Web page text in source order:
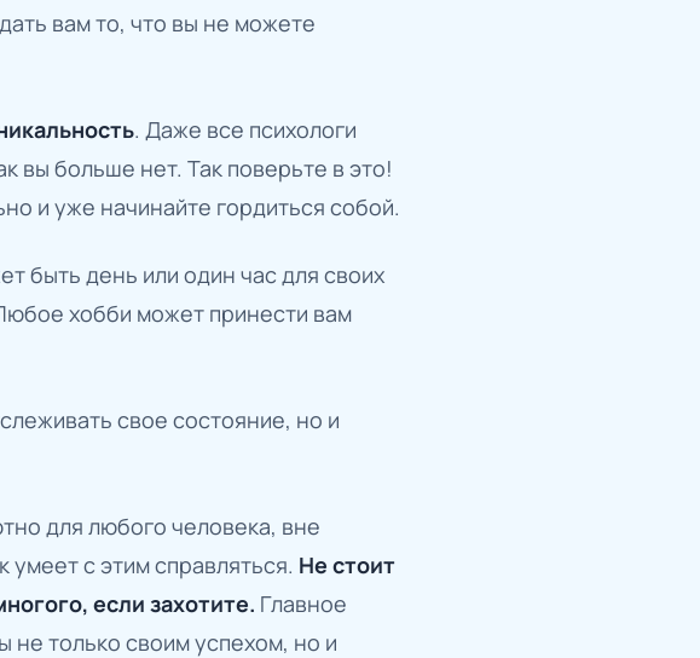
вам то, что вы не можете
. Даже все психологи
вы больше нет. Так поверьте в это!
и уже начинайте гордиться собой.
быть день или один час для своих
хобби может принести вам
свое состояние, но и
для любого человека, вне
умеет с этим справляться. Не стоит
если захотите. Главное
не только своим успехом, но и